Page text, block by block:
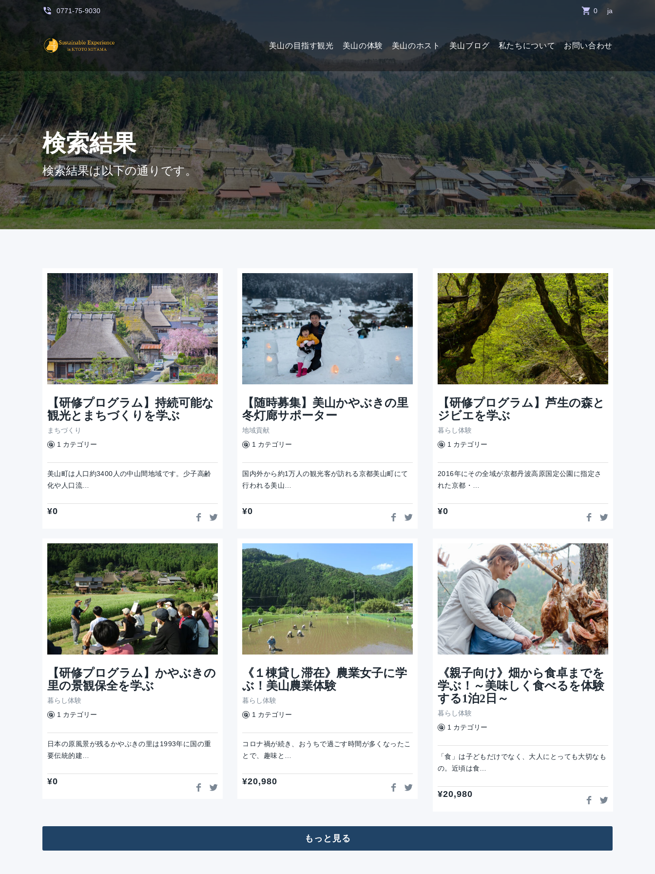
phone_in_talk 0771-75-9030 shopping_cart 0 ja
美山の目指す観光 美山の体験 美山のホスト 美山ブログ 私たちについて お問い合わせ
検索結果
検索結果は以下の通りです。
【研修プログラム】持続可能な
観光とまちづくりを学ぶ
まちづくり
1 カテゴリー
美山町は人口約3400人の中山間地域です。少子高齢
化や人口流…
¥0
【随時募集】美山かやぶきの里
冬灯廊サポーター
地域貢献
1 カテゴリー
国内外から約1万人の観光客が訪れる京都美山町にて
行われる美山…
¥0
【研修プログラム】芦生の森と
ジビエを学ぶ
暮らし体験
1 カテゴリー
2016年にその全域が京都丹波高原国定公園に指定さ
れた京都・…
¥0
【研修プログラム】かやぶきの
里の景観保全を学ぶ
暮らし体験
1 カテゴリー
日本の原風景が残るかやぶきの里は1993年に国の重
要伝統的建…
¥0
《１棟貸し滞在》農業女子に学
ぶ！美山農業体験
暮らし体験
1 カテゴリー
コロナ禍が続き、おうちで過ごす時間が多くなったこ
とで、趣味と…
¥20,980
《親子向け》畑から食卓までを
学ぶ！～美味しく食べるを体験
する1泊2日～
暮らし体験
1 カテゴリー
「食」は子どもだけでなく、大人にとっても大切なも
の。近頃は食…
¥20,980
もっと見る